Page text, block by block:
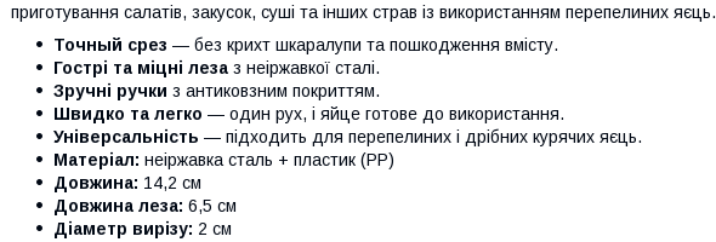
приготування салатів, закусок, суші та інших страв із використанням перепелиних яєць.
Точный срез — без крихт шкаралупи та пошкодження вмісту.
Гострі та міцні леза з неіржавкої сталі.
Зручні ручки з антиковзним покриттям.
Швидко та легко — один рух, і яйце готове до використання.
Універсальність — підходить для перепелиних і дрібних курячих яєць.
Матеріал: неіржавка сталь + пластик (PP)
Довжина: 14,2 см
Довжина леза: 6,5 см
Діаметр вирізу: 2 см